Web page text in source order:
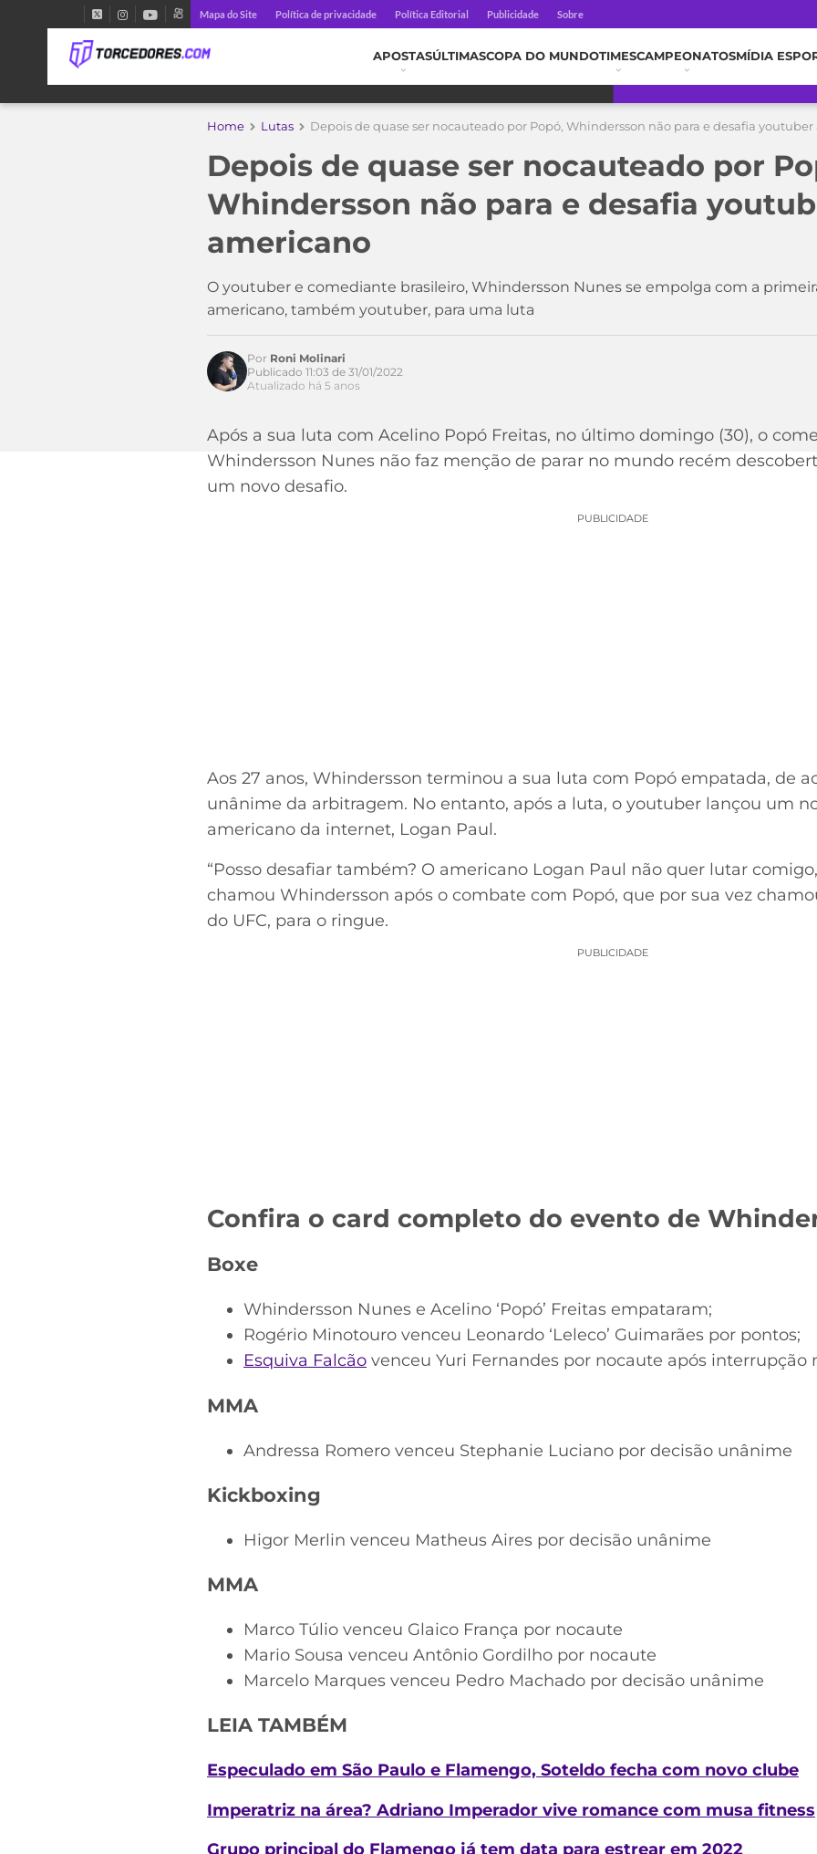
Mapa do Site Política de privacidade Política Editorial Publicidade Sobre
APOSTASÚLTIMASCOPA DO MUNDOTIMESCAMPEONATOSMÍDIA
Home Lutas Depois de quase ser nocauteado por Popó, Whindersson não para e desafia
Depois de quase ser nocauteado por
Whindersson não para e desafia
americano
O youtuber e comediante brasileiro, Whindersson Nunes se empolga com a
americano, também youtuber, para uma luta
Acesse o perfil do autor
Por Roni Molinari
Publicado 11:03 de 31/01/2022
Atualizado há 5 anos
Após a sua luta com Acelino Popó Freitas, no último domingo (30), o
Whindersson Nunes não faz menção de parar no mundo recém
um novo desafio.
PUBLICIDADE
Aos 27 anos, Whindersson terminou a sua luta com Popó empatada, de
unânime da arbitragem. No entanto, após a luta, o youtuber lançou um
americano da internet, Logan Paul.
“Posso desafiar também? O americano Logan Paul não quer lutar
chamou Whindersson após o combate com Popó, que por sua vez
do UFC, para o ringue.
PUBLICIDADE
Confira o card completo do evento de
Boxe
Whindersson Nunes e Acelino ‘Popó’ Freitas empataram;
Rogério Minotouro venceu Leonardo ‘Leleco’ Guimarães por pontos;
Esquiva Falcão venceu Yuri Fernandes por nocaute após interrupção
MMA
Andressa Romero venceu Stephanie Luciano por decisão unânime
Kickboxing
Higor Merlin venceu Matheus Aires por decisão unânime
MMA
Marco Túlio venceu Glaico França por nocaute
Mario Sousa venceu Antônio Gordilho por nocaute
Marcelo Marques venceu Pedro Machado por decisão unânime
LEIA TAMBÉM
Especulado em São Paulo e Flamengo, Soteldo fecha com novo clube
Imperatriz na área? Adriano Imperador vive romance com musa fitness
Grupo principal do Flamengo já tem data para estrear em 2022